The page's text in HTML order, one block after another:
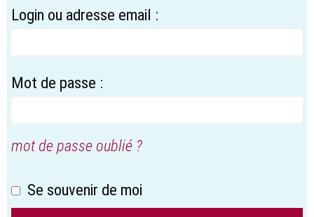
Login ou adresse email :
Mot de passe :
mot de passe oublié ?
Se souvenir de moi